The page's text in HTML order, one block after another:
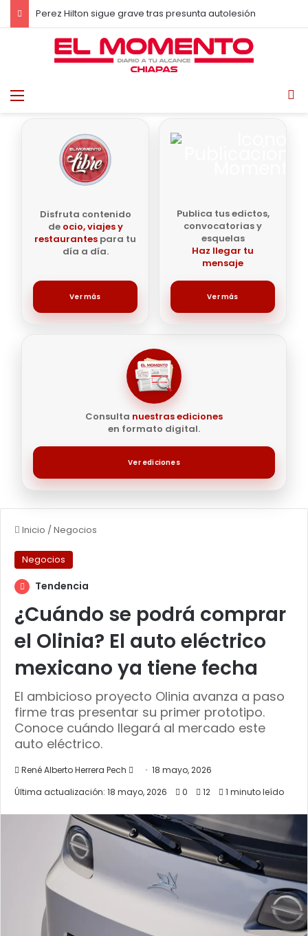
Perez Hilton sigue grave tras presunta autolesión
Menu
Disfruta contenido
de ocio, viajes y
restaurantes para tu
día a día.
Ver más
Consulta nuestras ediciones
en formato digital.
Ver ediciones
Publica tus edictos,
convocatorias y
esquelas
Haz llegar tu
mensaje
Ver más
Inicio /Negocios
Negocios
Tendencia
¿Cuándo se podrá comprar
el Olinia? El auto eléctrico
mexicano ya tiene fecha
El ambicioso proyecto Olinia avanza a paso
firme tras presentar su primer prototipo.
Conoce cuándo llegará al mercado este
auto eléctrico.
René Alberto Herrera Pech
Send18 mayo, 2026
Última actualización: 18 mayo, 2026
0 12 1 minuto leído